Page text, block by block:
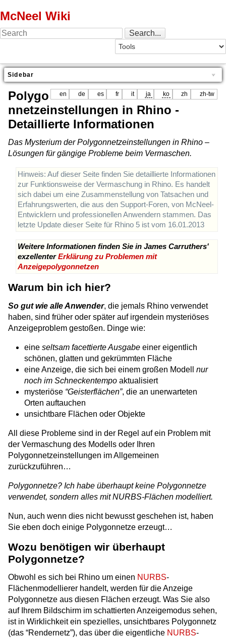
McNeel Wiki
Sidebar
en de es fr it ja ko zh zh-tw
Polygo
nnetzeinstellungen in Rhino -
Detaillierte Informationen
Das Mysterium der Polygonnetzeinstellungen in Rhino –
Lösungen für gängige Probleme beim Vermaschen.
Hinweis: Auf dieser Seite finden Sie detaillierte Informationen
zur Funktionsweise der Vermaschung in Rhino. Es handelt
sich dabei um eine Zusammenstellung von Tatsachen und
Erfahrungswerten, die aus den Support-Foren, von McNeel-
Entwicklern und professionellen Anwendern stammen. Das
letzte Update dieser Seite für Rhino 5 ist vom 16.01.2013
Weitere Informationen finden Sie in James Carruthers'
exzellenterErklärung zu Problemen mit
Anzeigepolygonnetzen
Warum bin ich hier?
So gut wie alle Anwender, die jemals Rhino verwendet
haben, sind früher oder später auf irgendein mysteriöses
Anzeigeproblem gestoßen. Dinge wie:
eine seltsam facettierte Ausgabe einer eigentlich
schönen, glatten und gekrümmten Fläche
eine Anzeige, die sich bei einem großen Modell nur
noch im Schneckentempo aktualisiert
mysteriöse “Geisterflächen”, die an unerwarteten
Orten auftauchen
unsichtbare Flächen oder Objekte
All diese Probleme sind in der Regel auf ein Problem mit
der Vermaschung des Modells oder Ihren
Polygonnetzeinstellungen im Allgemeinen
zurückzuführen…
Polygonnetze? Ich habe überhaupt keine Polygonnetze
verwendet, sondern alles mit NURBS-Flächen modelliert.
Nun, auch wenn dies nicht bewusst geschehen ist, haben
Sie eben doch einige Polygonnetze erzeugt…
Wozu benötigen wir überhaupt
Polygonnetze?
Obwohl es sich bei Rhino um einen NURBS-
Flächenmodellierer handelt, werden für die Anzeige
Polygonnetze aus diesen Flächen erzeugt. Was Sie also
auf Ihrem Bildschirm im schattierten Anzeigemodus sehen,
ist in Wirklichkeit ein spezielles, unsichtbares Polygonnetz
(das “Rendernetz”), das über die eigentliche NURBS-